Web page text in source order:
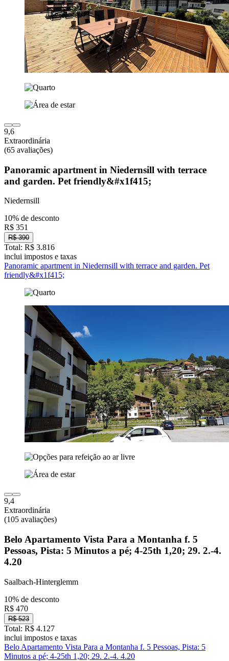
9,6
Extraordinária
(65 avaliações)
Panoramic apartment in Niedernsill with terrace
and garden. Pet friendly&#x1f415;
Niedernsill
10% de desconto
R$ 351
R$ 390
Total: R$ 3.816
inclui impostos e taxas
Panoramic apartment in Niedernsill with terrace and garden. Pet
friendly&#x1f415;
9,4
Extraordinária
(105 avaliações)
Belo Apartamento Vista Para a Montanha f. 5
Pessoas, Pista: 5 Minutos a pé; 4-25th 1,20; 29. 2.-4.
4.20
Saalbach-Hinterglemm
10% de desconto
R$ 470
R$ 523
Total: R$ 4.127
inclui impostos e taxas
Belo Apartamento Vista Para a Montanha f. 5 Pessoas, Pista: 5
Minutos a pé; 4-25th 1,20; 29. 2.-4. 4.20